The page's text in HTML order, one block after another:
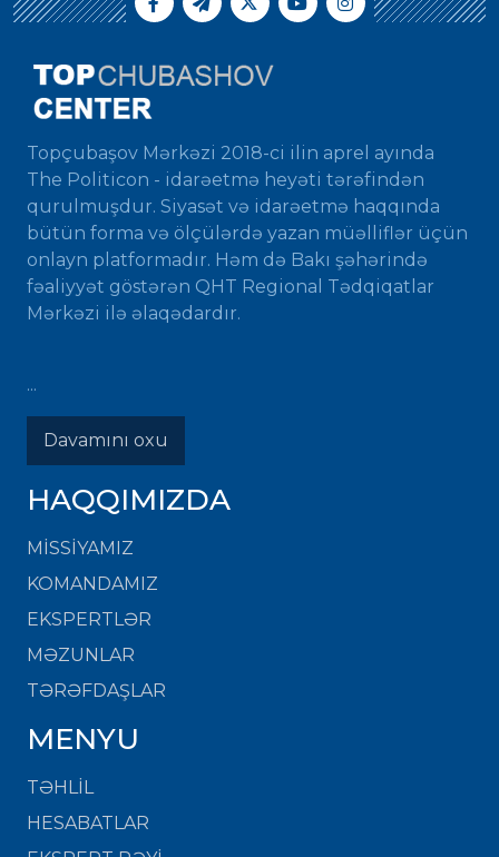
Topçubaşov Mərkəzi 2018-ci ilin aprel ayında
The Politicon - idarəetmə heyəti tərəfindən
qurulmuşdur. Siyasət və idarəetmə haqqında
bütün forma və ölçülərdə yazan müəlliflər üçün
onlayn platformadır. Həm də Bakı şəhərində
fəaliyyət göstərən QHT Regional Tədqiqatlar
Mərkəzi ilə əlaqədardır.
...
Davamını oxu
HAQQIMIZDA
MISSIYAMIZ
KOMANDAMIZ
EKSPERTLƏR
MƏZUNLAR
TƏRƏFDAŞLAR
MENYU
TƏHLİL
HESABATLAR